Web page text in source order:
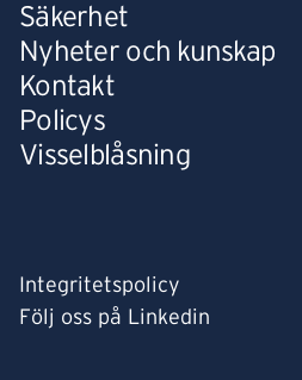
Säkerhet
Nyheter och kunskap
Kontakt
Policys
Visselblåsning
Integritetspolicy
Följ oss på Linkedin